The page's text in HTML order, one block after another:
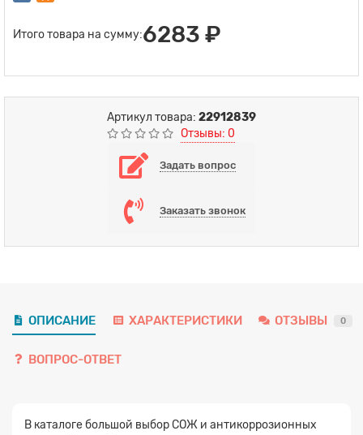
Итого товара на сумму:6283 ₽
Артикул товара: 22912839
Отзывы: 0
Задать вопрос
Заказать звонок
ОПИСАНИЕ ХАРАКТЕРИСТИКИ ОТЗЫВЫ 0
ВОПРОС-ОТВЕТ
В каталоге большой выбор СОЖ и антикоррозионных